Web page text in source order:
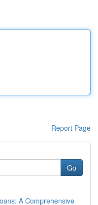
Report Page
Go
A Comprehensive